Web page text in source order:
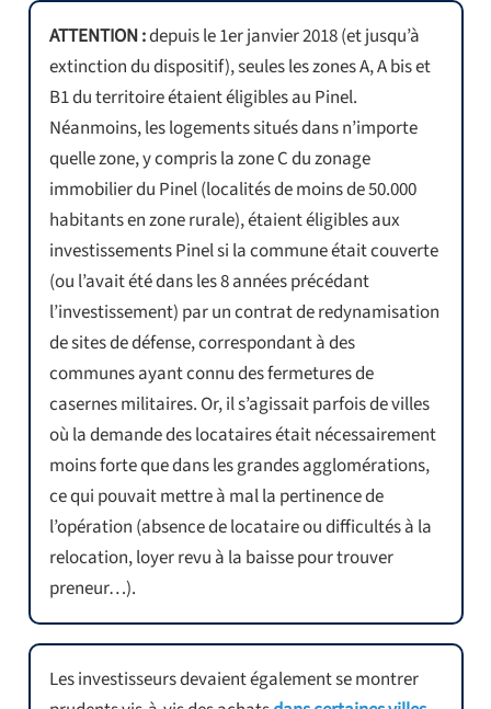
ATTENTION :depuis le 1er janvier 2018 (et jusqu’à
extinction du dispositif), seules les zones A, A bis et
B1 du territoire étaient éligibles au Pinel.
Néanmoins, les logements situés dans n’importe
quelle zone, y compris la zone C du zonage
immobilier du Pinel (localités de moins de 50.000
habitants en zone rurale), étaient éligibles aux
investissements Pinel si la commune était couverte
(ou l’avait été dans les 8 années précédant
l’investissement) par un contrat de redynamisation
de sites de défense, correspondant à des
communes ayant connu des fermetures de
casernes militaires. Or, il s’agissait parfois de villes
où la demande des locataires était nécessairement
moins forte que dans les grandes agglomérations,
ce qui pouvait mettre à mal la pertinence de
l’opération (absence de locataire ou difficultés à la
relocation, loyer revu à la baisse pour trouver
preneur…).
Les investisseurs devaient également se montrer